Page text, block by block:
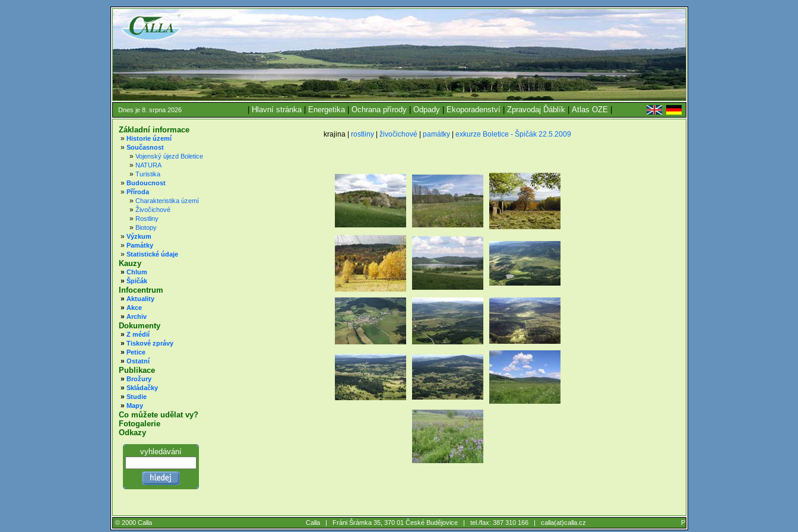
Dnes je 8. srpna 2026 Hlavní stránka| Energetika| Ochrana přírody Odpady Ekoporadenství Zpravodaj Ďáblík Atlas OZE
Základní informace
» Historie území
» Současnost
» Vojenský újezd Boletice
» NATURA
» Turistika
» Budoucnost
» Příroda
» Charakteristika území
» Živočichové
» Rostliny
» Biotopy
» Výzkum
» Památky
» Statistické údaje
Kauzy
» Chlum
» Špičák
Infocentrum
» Aktuality
» Akce
» Archiv
Dokumenty
» Z médií
» Tiskové zprávy
» Petice
» Ostatní
Publikace
» Brožury
» Skládačky
» Studie
» Mapy
Co můžete udělat vy?
Fotogalerie
Odkazy
vyhledávání
krajina | rostliny živočichové památky exkurze Boletice - Špičák 22.5.2009
© 2000 Calla Calla | Fráni Šrámka 35, 370 01 České Budějovice | tel./fax: 387 310 166 | calla(at)calla.cz P